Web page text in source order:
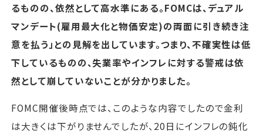
るものの、依然として高水準にある。FOMCは、デュアル
マンデート(雇用最大化と物価安定)の両面に引き続き注
意を払う」との見解を出しています。つまり、不確実性は低
下しているものの、失業率やインフレに対する警戒は依
然として崩していないことが分かりました。
FOMC開催後時点では、このような内容でしたので金利
は大きくは下がりませんでしたが、20日にインフレの鈍化